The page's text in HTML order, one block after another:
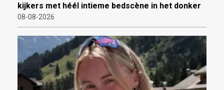
kijkers met héél intieme bedscène in het donker
08-08-2026